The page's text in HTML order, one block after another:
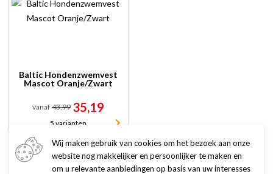
Baltic Hondenzwemvest
Mascot Oranje/Zwart
vanaf 43,99 35,19
5 varianten
Wij maken gebruik van cookies om het bezoek aan onze
website nog makkelijker en persoonlijker te maken en
om u relevante aanbiedingen op basis van uw interesses